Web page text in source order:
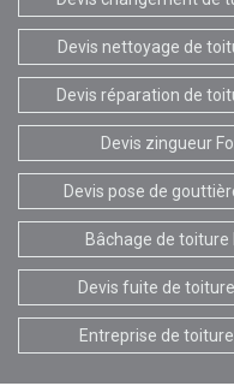
Devis nettoyage de
Devis réparation de
Devis zingueur
Devis pose de
Bâchage de toiture
Devis fuite de
Entreprise de